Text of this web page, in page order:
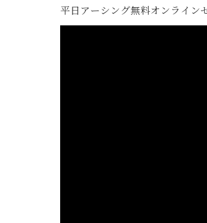
平日アーシング無料オンライン